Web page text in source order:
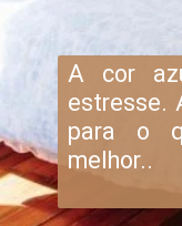
A cor
estresse.
para o
melhor..